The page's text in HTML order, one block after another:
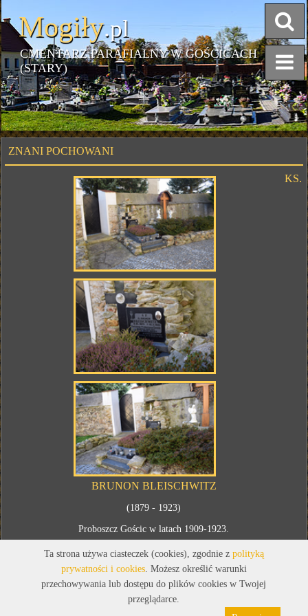
Mogiły.pl
CMENTARZ PARAFIALNY W GOŚCICACH
(STARY)
ZNANI POCHOWANI
KS.
BRUNON BLEISCHWITZ
(1879 - 1923)
Proboszcz Gościc w latach 1909-1923.
Ta strona używa ciasteczek (cookies), zgodnie z polityką
prywatności i cookies. Możesz określić warunki
przechowywania lub dostępu do plików cookies w Twojej
przeglądarce.